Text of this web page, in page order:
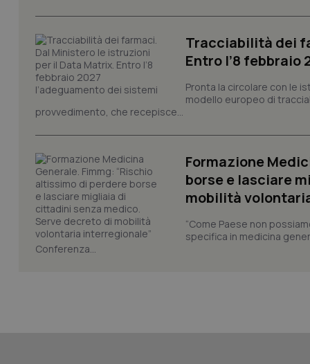
Tracciabilità dei
Entro l’8 febbraio
Pronta la circolare con le
modello europeo di
provvedimento, che recepisce...
Formazione
borse e lasciare
mobilità
“Come Paese non
specifica in medicina
Conferenza...
tracking-sites-
tracking-enable
tracking-sites-
session-id
PHPSESSID